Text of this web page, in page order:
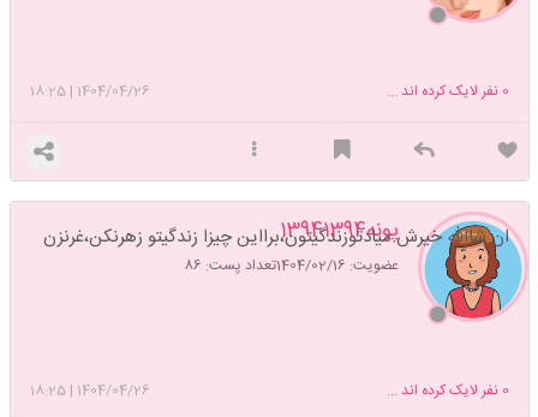
1404/04/26
|
18:25 0 نفر لایک کرده اند ...
پونه13941394
عضویت: 1404/02/16 تعداد پست: 86
ان شاالله خیرش میادتوزندگیتون،برااین چیزا زندگیتو زهرنکن،غرنزن
1404/04/26
|
18:25 0 نفر لایک کرده اند ...